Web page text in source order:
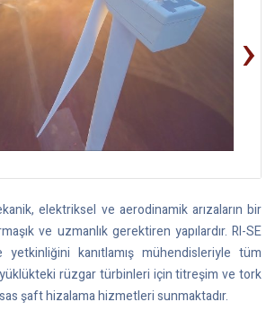
›
elektriksel ve aerodinamik arızaların bir
ve uzmanlık gerektiren yapılardır. RI-SE
kanıtlamış mühendisleriyle tüm
rüzgar türbinleri için titreşim ve tork
şaft hizalama hizmetleri sunmaktadır.